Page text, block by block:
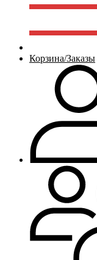
Корзина/Заказы